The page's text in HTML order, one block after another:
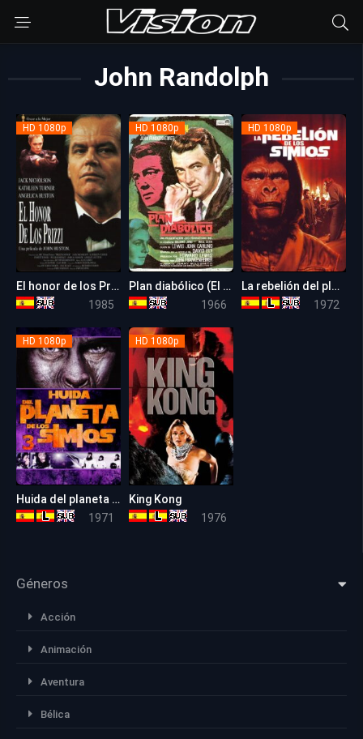
John Randolph
HD 1080p
El honor de los Prizzi
1985
HD 1080p
Plan diabólico (El otro Sr. Hamilton)
1966
HD 1080p
La rebelión del planeta de los simios
1972
HD 1080p
Huida del planeta de los simios
1971
HD 1080p
King Kong
1976
Géneros
Acción
Animación
Aventura
Bélica